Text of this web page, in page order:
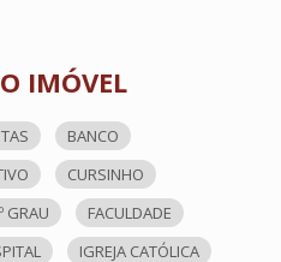
IMÓVEL
BANCO
CURSINHO
GRAU
FACULDADE
IGREJA CATÓLICA